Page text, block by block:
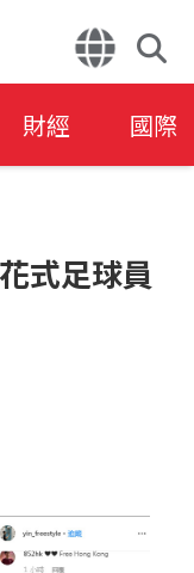
財經 國際
式足球員